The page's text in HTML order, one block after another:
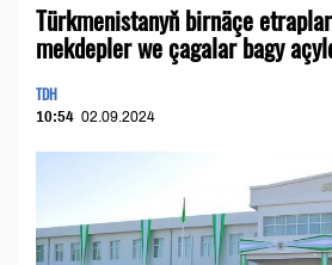
Türkmenistanyň birnäçe
mekdepler we çagalar bagy
TDH
10:54 02.09.2024